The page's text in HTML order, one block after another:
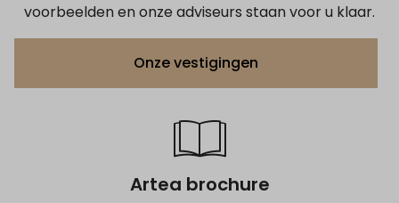
voorbeelden en onze adviseurs staan voor u klaar.
Onze vestigingen
Artea brochure